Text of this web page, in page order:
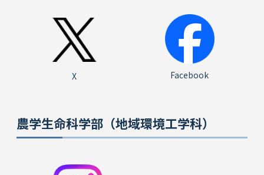
X Facebook
農学生命科学部（地域環境工学科）